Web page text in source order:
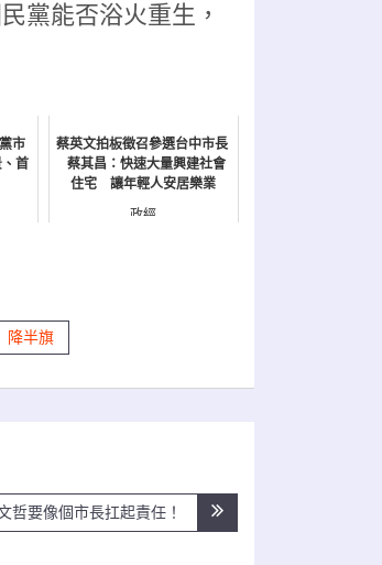
黨能否浴火重生，
市
首
蔡英文拍板徵召參選台中市長
蔡其昌：快速大量興建社會
住宅 讓年輕人安居樂業
政經
降半旗
哲要像個市長扛起責任！